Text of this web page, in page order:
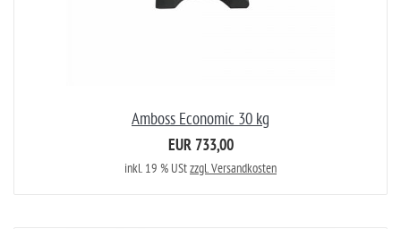
Amboss Economic 30 kg
EUR 733,00
inkl. 19 % UStzzgl. Versandkosten